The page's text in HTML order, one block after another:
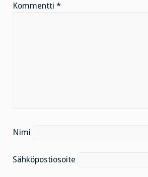
Kommentti *
Nimi
Sähköpostiosoite